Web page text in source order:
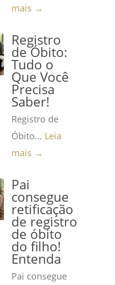
mais →
Registro
de Óbito:
Tudo o
Que Você
Precisa
Saber!
Registro de
Óbito... Leia
mais →
Pai
consegue
retificação
de registro
de óbito
do filho!
Entenda
Pai consegue